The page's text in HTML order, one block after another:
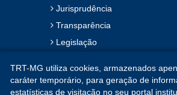
Jurisprudência
Transparência
Legislação
Contato
Mapa do Site
TRT-MG utiliza cookies, armazenados
caráter temporário, para geração de
estatísticas de visitação no seu portal